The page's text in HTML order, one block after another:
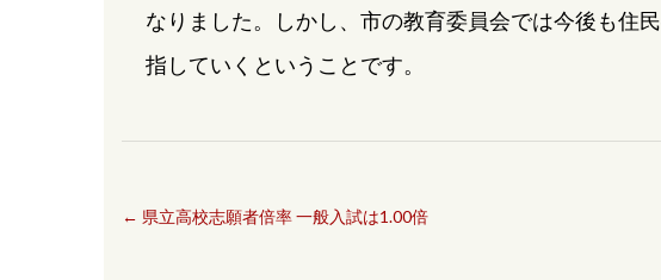
なりました。しかし、市の教育委員会では今後も住
指していくということです。
← 県立高校志願者倍率 一般入試は1.00倍